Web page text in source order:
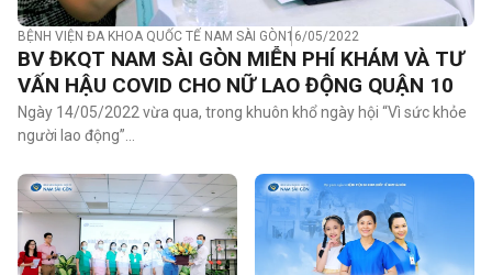
BỆNH VIỆN ĐA KHOA QUỐC TẾ NAM SÀI GÒN 16/05/2022
BV ĐKQT NAM SÀI GÒN MIỄN PHÍ KHÁM VÀ TƯ
VẤN HẬU COVID CHO NỮ LAO ĐỘNG QUẬN 10
Ngày 14/05/2022 vừa qua, trong khuôn khổ ngày hội “Vì sức khỏe
người lao động”…